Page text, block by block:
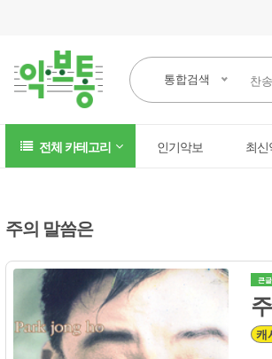
통합검색
전체 카테고리 인기악보 최
주의 말씀은
큰
캐